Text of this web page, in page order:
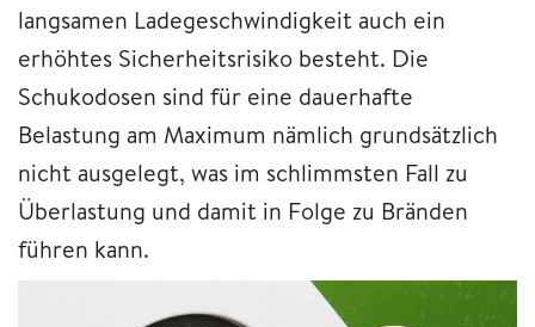
langsamen Ladegeschwindigkeit auch ein
erhöhtes Sicherheitsrisiko besteht. Die
Schukodosen sind für eine dauerhafte
Belastung am Maximum nämlich grundsätzlich
nicht ausgelegt, was im schlimmsten Fall zu
Überlastung und damit in Folge zu Bränden
führen kann.